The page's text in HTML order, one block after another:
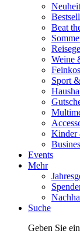
Beat
Weine
Sport
Kinder
Events
Mehr
Suche
Geben Sie